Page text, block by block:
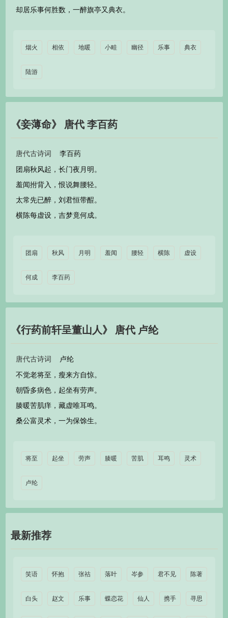
却居乐事何胜数，一醉旗亭又典衣。
烟火 相依 地暖 小畦 幽径 乐事 典衣
陆游
《妾薄命》 唐代 李百药
唐代古诗词
李百药
团扇秋风起，长门夜月明。
羞闻拊背入，恨说舞腰轻。
太常先已醉，刘君恒带酲。
横陈每虚设，吉梦竟何成。
团扇 秋风 月明 羞闻 腰轻 横陈 虚设
何成 李百药
《行药前轩呈董山人》 唐代 卢纶
唐代古诗词
卢纶
不觉老将至，瘦来方自惊。
朝昏多病色，起坐有劳声。
腠暖苦肌痒，藏虚唯耳鸣。
桑公富灵术，一为保馀生。
将至 起坐 劳声 腠暖 苦肌 耳鸣 灵术
卢纶
最新推荐
笑语 怀抱 张祜 落叶 岑参 君不见 陈著
白头 赵文 乐事 蝶恋花 仙人 携手 寻思